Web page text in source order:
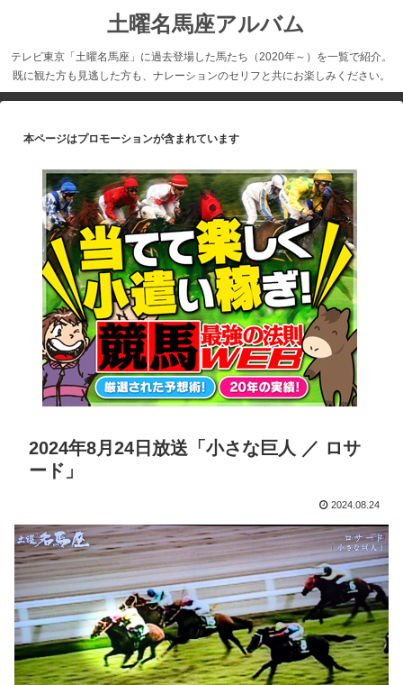
土曜名馬座アルバム
テレビ東京「土曜名馬座」に過去登場した馬たち（2020年～）を一覧で紹介。
既に観た方も見逃した方も、ナレーションのセリフと共にお楽しみください。
本ページはプロモーションが含まれています
2024年8月24日放送「小さな巨人 ／ ロサ
ード」
2024.08.24